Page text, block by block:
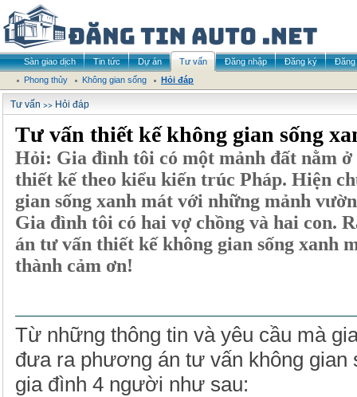
Sàn giao dịch Tin tức Dự án Tư vấn Đăng nhập Đăng ký
Đăng
Phong thủy
Không gian sống Hỏi đáp
Tư vấn >> Hỏi đáp
Tư vấn thiết kế không gian sống
Hỏi: Gia đình tôi có một mảnh đất nằm
thiết kế theo kiểu kiến trúc Pháp. Hiện
gian sống xanh mát với những mảnh
Gia đình tôi có hai vợ chồng và hai con.
án tư vấn thiết kế không gian sống xanh
thành cảm ơn!
Từ những thông tin và yêu cầu mà
đưa ra phương án tư vấn không gian
gia đình 4 người như sau: